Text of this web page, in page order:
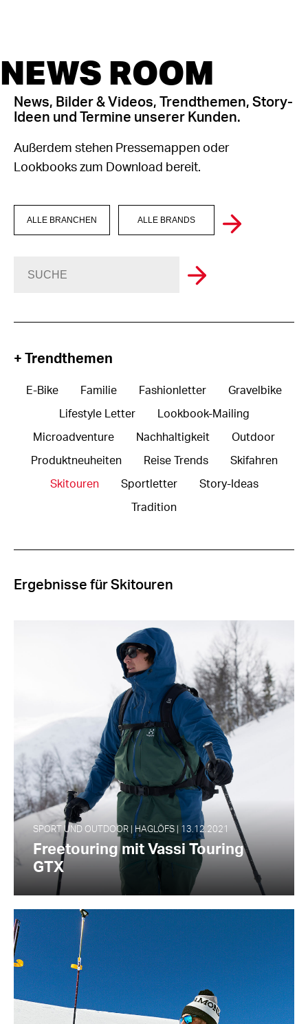
NEWS ROOM
News, Bilder & Videos, Trendthemen, Story-
Ideen und Termine unserer Kunden.
Außerdem stehen Pressemappen oder
Lookbooks zum Download bereit.
ALLE BRANCHEN ALLE BRANDS
+ Trendthemen
E-Bike Familie Fashionletter Gravelbike
Lifestyle Letter Lookbook-Mailing
Microadventure Nachhaltigkeit Outdoor
Produktneuheiten Reise Trends Skifahren
Skitouren Sportletter Story-Ideas
Tradition
Ergebnisse für Skitouren
SPORT UND OUTDOOR | HAGLÖFS | 13.12.2021
Freetouring mit Vassi Touring
GTX